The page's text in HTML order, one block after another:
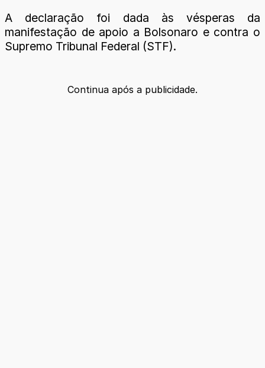
A declaração foi dada às vésperas da
manifestação de apoio a Bolsonaro e contra o
Supremo Tribunal Federal (STF).
Continua após a publicidade.